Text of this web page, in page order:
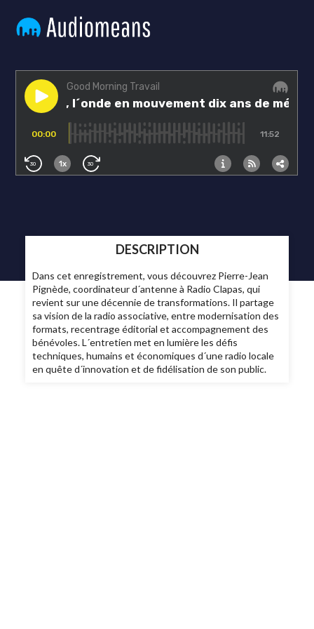
DESCRIPTION
Dans cet enregistrement, vous découvrez Pierre-Jean
Pignède, coordinateur d´antenne à Radio Clapas, qui
revient sur une décennie de transformations. Il partage
sa vision de la radio associative, entre modernisation des
formats, recentrage éditorial et accompagnement des
bénévoles. L´entretien met en lumière les défis
techniques, humains et économiques d´une radio locale
en quête d´innovation et de fidélisation de son public.